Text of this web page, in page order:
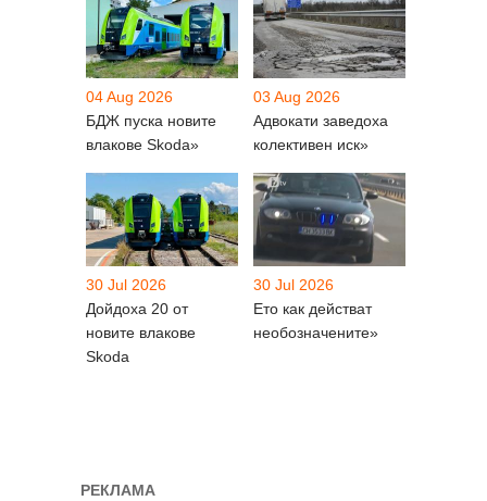
04 Aug 2026
БДЖ пуска новите
влакове Skoda»
03 Aug 2026
Адвокати заведоха
колективен иск»
30 Jul 2026
Дойдоха 20 от
новите влакове
Skoda
30 Jul 2026
Ето как действат
необозначените»
РЕКЛАМА